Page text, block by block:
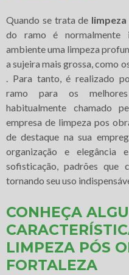
Quando se trata de
do ramo é normalmente
ambiente uma limpeza
a sujeira mais grossa, como
. Para tanto, é realizado
ramo para os
habitualmente chamado
empresa de limpeza pos
de destaque na sua
organização e elegância
sofisticação, padrões que
tornando seu uso
CONHEÇA
LIMPEZA PÓS
FORTALEZA